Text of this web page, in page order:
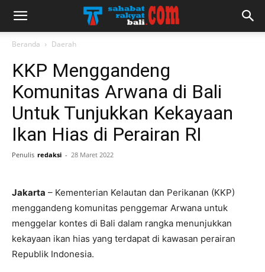
Beranda Daerah
KKP Menggandeng
Komunitas Arwana di Bali
Untuk Tunjukkan Kekayaan
Ikan Hias di Perairan RI
Penulis redaksi - 28 Maret 2022
Jakarta – Kementerian Kelautan dan Perikanan (KKP)
menggandeng komunitas penggemar Arwana untuk
menggelar kontes di Bali dalam rangka menunjukkan
kekayaan ikan hias yang terdapat di kawasan perairan
Republik Indonesia.